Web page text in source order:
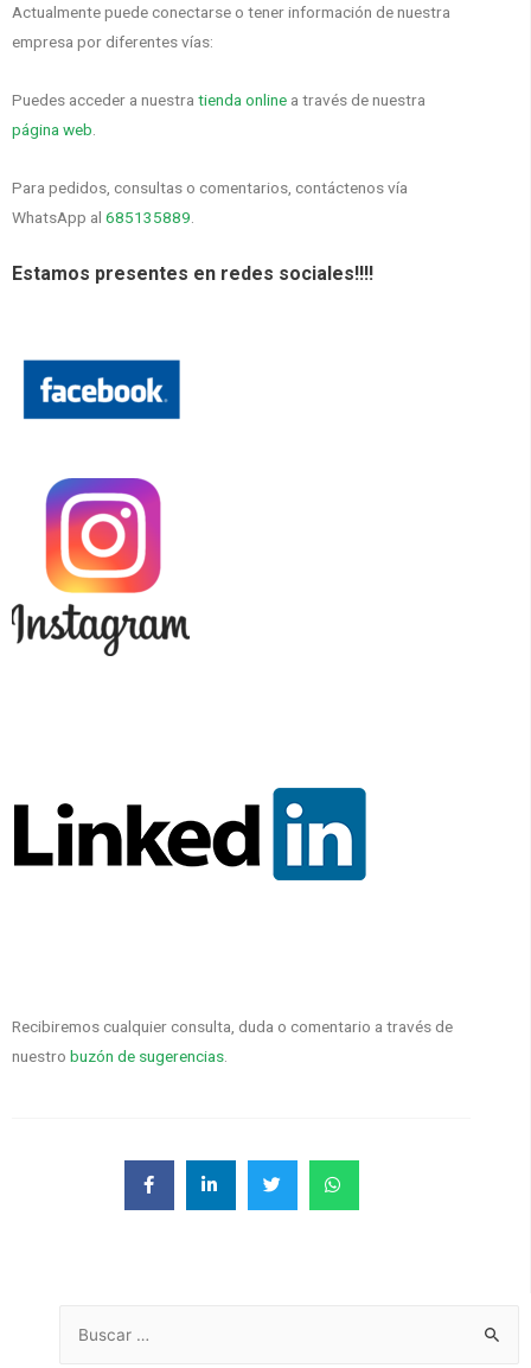
Actualmente puede conectarse o tener información de nuestra
empresa por diferentes vías:
Puedes acceder a nuestra tienda online a través de nuestra
página web
Para pedidos, consultas o comentarios, contáctenos vía
WhatsApp al 685135889
Estamos presentes en redes sociales!!!!
Recibiremos cualquier consulta, duda o comentario a través de
nuestro buzón de sugerencias.